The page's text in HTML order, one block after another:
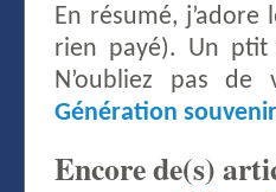
En résumé,
rien payé). Un
N’oubliez pas
Génération
Encore de(s)